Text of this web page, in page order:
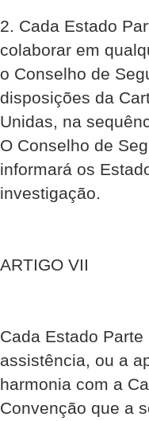
2. Cada Estado
colaborar em
o Conselho de
disposições da
Unidas, na
O Conselho de
informará os
investigação.
ARTIGO VII
Cada Estado
assistência, ou a
harmonia com a
Convenção que a